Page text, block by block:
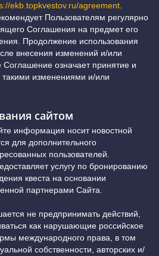
ekb.topkvestov.ru/agreement
Пользователям регулярно
Соглашения на предмет его
Продолжение использования
внесения изменений и/или
означает принятие и
такими изменениями и/или
сайтом
информация носит новостной
для дополнительного
пользователей.
услугу по бронированию
квеста на основании
партнерами Сайта.
не предпринимать действий,
как нарушающие российское
международного права, в том
собственности, авторских и/